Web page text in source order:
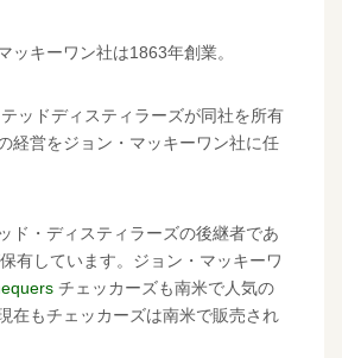
ッキーワン社は1863年創業。
ッドディスティラーズが同社を所有
経営をジョン・マッキーワン社に任
ド・ディスティラーズの後継者であ
有しています。ジョン・マッキーワ
チェッカーズも南米で人気の
在もチェッカーズは南米で販売され